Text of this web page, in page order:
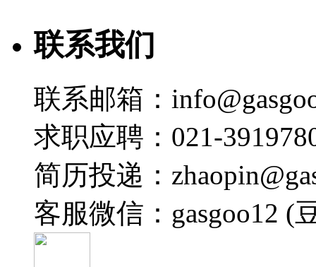
联系我们
联系邮箱：
求职应聘：021-
简历投递：
客服微信：gasgoo12 (